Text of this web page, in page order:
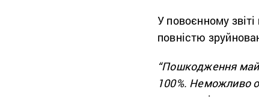
У повоєнному
повністю
“Пошкодження
100%. Неможливо